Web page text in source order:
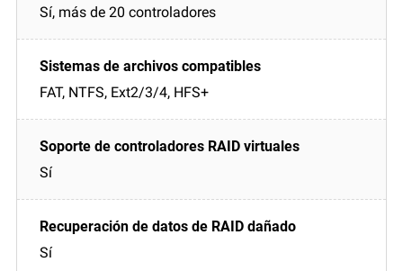
Sí, más de 20 controladores
FAT, NTFS, Ext2/3/4, HFS+
Sí
Sí